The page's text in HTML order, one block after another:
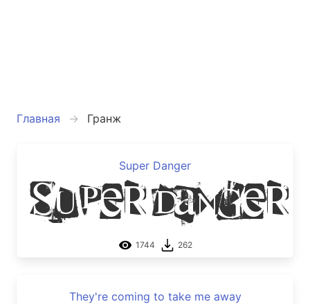
Главная Гранж
Super Danger
Super Danger
1744 262
They're coming to take me away